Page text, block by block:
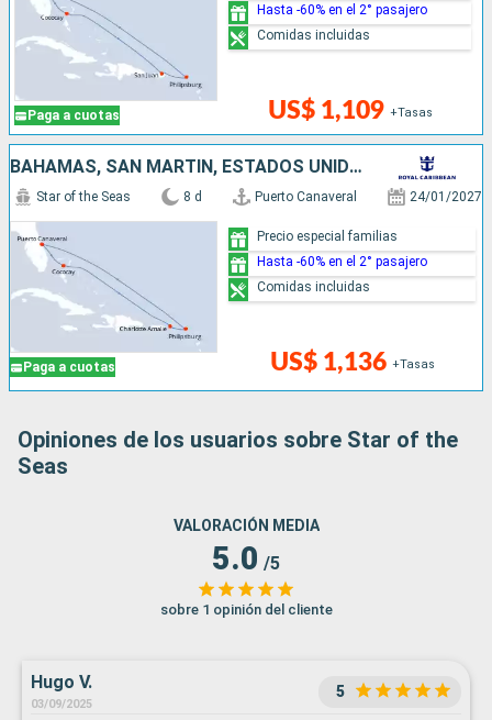
Paga a cuotas US$ 1,109 +Tasas
Hasta -60% en el 2° pasajero
Comidas incluidas
BAHAMAS, SAN MARTÍN, ESTADOS UNIDOS
Paga a cuotas
Star of the Seas 8 d Puerto Canaveral 24/01/2027
US$ 1,136 +Tasas
Precio especial familias
Hasta -60% en el 2° pasajero
Comidas incluidas
Opiniones de los usuarios sobre Star of the
Seas
VALORACIÓN MEDIA
5.0 /5
sobre 1 opinión del cliente
Hugo V.
03/09/2025
5